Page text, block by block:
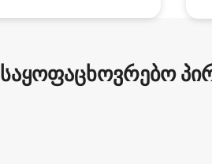
საყოფაცხოვრებო